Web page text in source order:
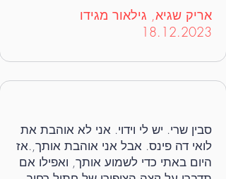
אריק שגיא, גילאור מגידו
18.12.2023
סבין שרי. יש לי וידוי. אני לא אוהבת את
לואי דה פינס. אבל אני אוהבת אותך,.אז
היום באתי כדי לשמוע אותך, ואפילו אם